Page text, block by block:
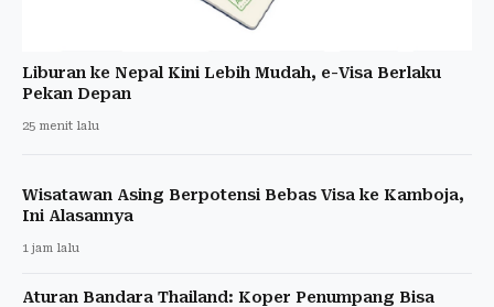
Liburan ke Nepal Kini Lebih Mudah, e-Visa Berlaku
Pekan Depan
25 menit lalu
Wisatawan Asing Berpotensi Bebas Visa ke Kamboja,
Ini Alasannya
1 jam lalu
Aturan Bandara Thailand: Koper Penumpang Bisa